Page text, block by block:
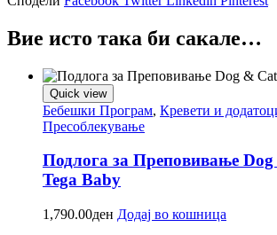
Вие исто така би сакале…
Quick view
Бебешки Програм, Кревети и
Пресоблекување
Подлога за Преповивање
Tega Baby
1,790.00ден Додај во кошница